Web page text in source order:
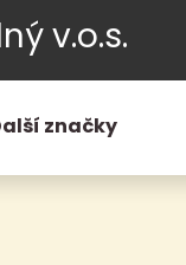
v.o.s.
značky